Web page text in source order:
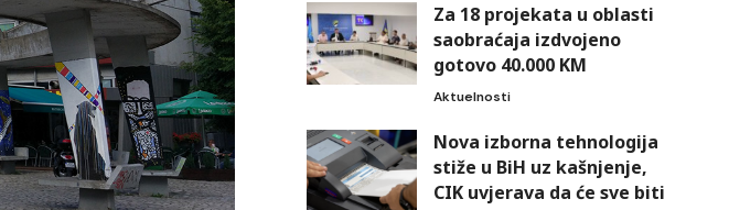
Za 18 projekata u oblasti
saobraćaja izdvojeno
gotovo 40.000 KM
Aktuelnosti
Nova izborna tehnologija
stiže u BiH uz kašnjenje,
CIK uvjerava da će sve biti